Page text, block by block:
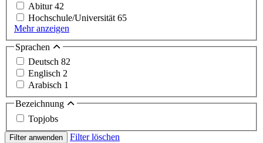
Abitur42
Hochschule/Universität 65
Mehr anzeigen
Sprachen
Deutsch 82
Englisch 2
Arabisch 1
Bezeichnung
Topjobs
Filter anwenden
Filter löschen